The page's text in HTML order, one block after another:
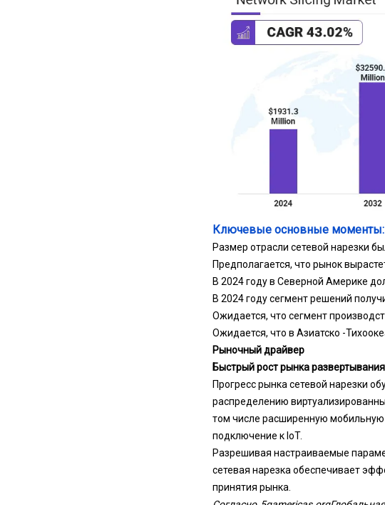
Ключевые основные моменты:
Размер отрасли сетевой нарезки
Предполагается, что рынок
В 2024 году в Северной Америке
В 2024 году сегмент решений
Ожидается, что сегмент
Ожидается, что в Азиатско -
Рыночный драйвер
Быстрый рост рынка развертывания
Прогресс рынка сетевой нарезки
распределению
том числе расширенную
подключение к IoT.
Разрешивая настраиваемые
сетевая нарезка обеспечивает
принятия рынка.